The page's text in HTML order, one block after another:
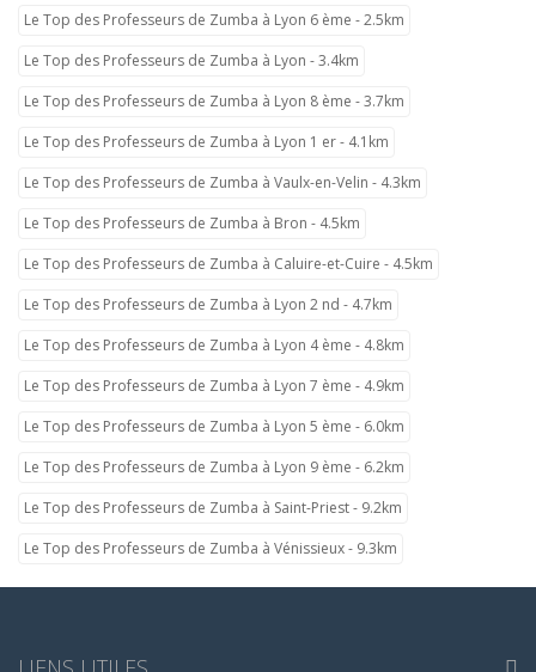
Le Top des Professeurs de Zumba à Lyon 6 ème - 2.5km
Le Top des Professeurs de Zumba à Lyon - 3.4km
Le Top des Professeurs de Zumba à Lyon 8 ème - 3.7km
Le Top des Professeurs de Zumba à Lyon 1 er - 4.1km
Le Top des Professeurs de Zumba à Vaulx-en-Velin - 4.3km
Le Top des Professeurs de Zumba à Bron - 4.5km
Le Top des Professeurs de Zumba à Caluire-et-Cuire - 4.5km
Le Top des Professeurs de Zumba à Lyon 2 nd - 4.7km
Le Top des Professeurs de Zumba à Lyon 4 ème - 4.8km
Le Top des Professeurs de Zumba à Lyon 7 ème - 4.9km
Le Top des Professeurs de Zumba à Lyon 5 ème - 6.0km
Le Top des Professeurs de Zumba à Lyon 9 ème - 6.2km
Le Top des Professeurs de Zumba à Saint-Priest - 9.2km
Le Top des Professeurs de Zumba à Vénissieux - 9.3km